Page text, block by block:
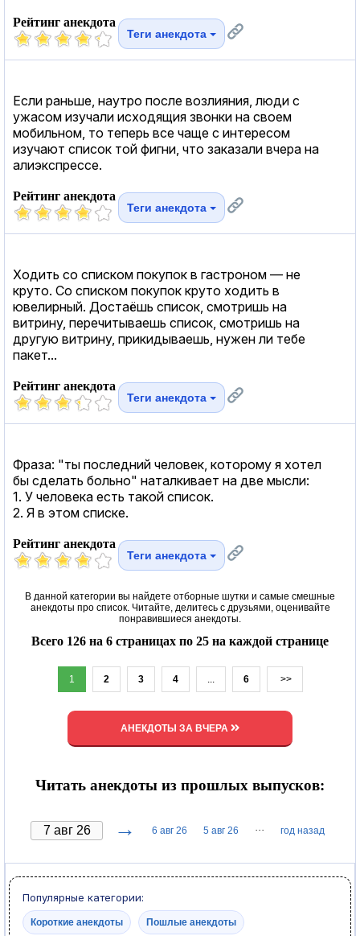
Рейтинг анекдота
Теги анекдота
Если раньше, наутро после возлияния, люди с
ужасом изучали исходящия звонки на своем
мобильном, то теперь все чаще с интересом
изучают список той фигни, что заказали вчера на
алиэкспрессе.
Рейтинг анекдота
Теги анекдота
Ходить со списком покупок в гастроном — не
круто. Со списком покупок круто ходить в
ювелирный. Достаёшь список, смотришь на
витрину, перечитываешь список, смотришь на
другую витрину, прикидываешь, нужен ли тебе
пакет...
Рейтинг анекдота
Теги анекдота
Фраза: "ты последний человек, которому я хотел
бы сделать больно" наталкивает на две мысли:
1. У человека есть такой список.
2. Я в этом списке.
Рейтинг анекдота
Теги анекдота
В данной категории вы найдете отборные шутки и самые смешные
анекдоты про список. Читайте, делитесь с друзьями, оценивайте
понравившиеся анекдоты.
Всего 126 на 6 страницах по 25 на каждой странице
1 2 3 4 ... 6 >>
АНЕКДОТЫ ЗА ВЧЕРА
Читать анекдоты из прошлых выпусков:
→ 6 авг 26 5 авг 26 ··· год назад
Популярные категории:
Короткие анекдоты Пошлые анекдоты